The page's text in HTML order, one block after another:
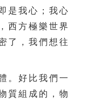
534 535
549 550
554 555
是我心；我心
西方極樂世界
了，我們想往
好比我們一
質組成的，物